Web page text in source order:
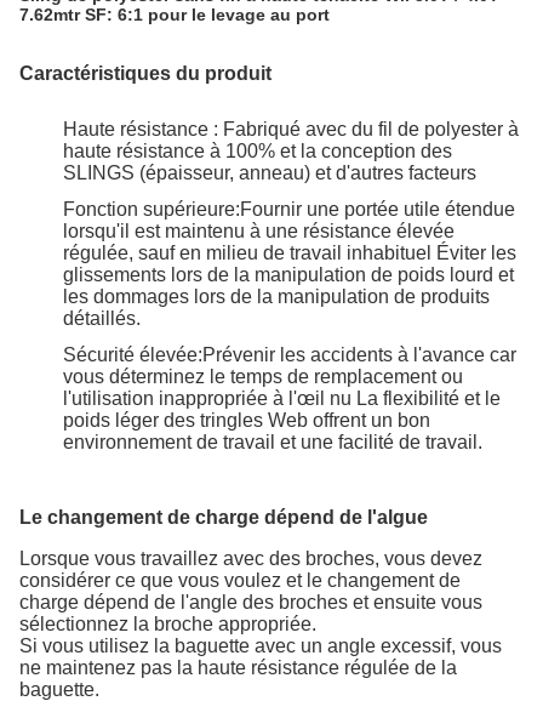
7.62mtr SF: 6:1 pour le levage au port
Caractéristiques du produit
Haute résistance : Fabriqué avec du fil de polyester à
haute résistance à 100% et la conception des
SLINGS (épaisseur, anneau) et d'autres facteurs
Fonction supérieure:Fournir une portée utile étendue
lorsqu'il est maintenu à une résistance élevée
régulée, sauf en milieu de travail inhabituel Éviter les
glissements lors de la manipulation de poids lourd et
les dommages lors de la manipulation de produits
détaillés.
Sécurité élevée:Prévenir les accidents à l'avance car
vous déterminez le temps de remplacement ou
l'utilisation inappropriée à l'œil nu La flexibilité et le
poids léger des tringles Web offrent un bon
environnement de travail et une facilité de travail.
Le changement de charge dépend de l'algue
Lorsque vous travaillez avec des broches, vous devez
considérer ce que vous voulez et le changement de
charge dépend de l'angle des broches et ensuite vous
sélectionnez la broche appropriée.
Si vous utilisez la baguette avec un angle excessif, vous
ne maintenez pas la haute résistance régulée de la
baguette.